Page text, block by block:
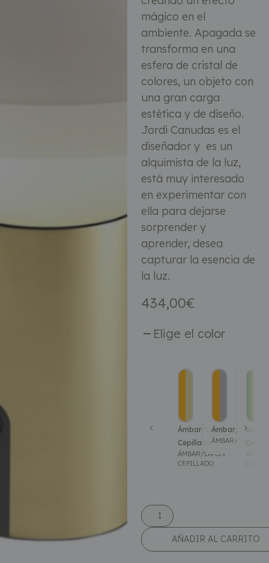
mágico en el
ambiente. Apagada se
transforma en una
esfera de cristal de
colores, un objeto con
una gran carga
estética y de diseño.
Jordi Canudas es el
diseñador y es un
alquimista de la luz,
está muy interesado
en experimentar con
ella para dejarse
sorprender y
aprender, desea
capturar la esencia de
la luz.
434,00€
Elige el color
Ámbar/Latón
Cepillado
ÁMBAR/LATÓN
CEPILLADO
Ámbar/Grafito
ÁMBAR/GRAFITO
AÑADIR AL CARRITO